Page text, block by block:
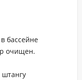
бассейне
очищен.
штангу